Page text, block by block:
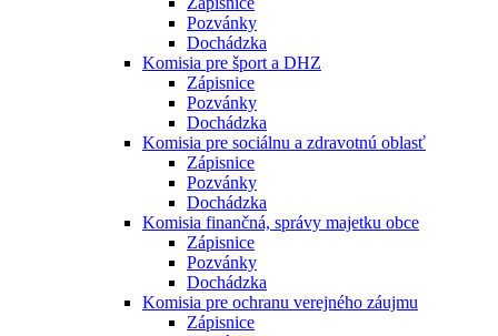
Pozvánky
Dochádzka
Komisia pre šport a DHZ
Zápisnice
Pozvánky
Dochádzka
Komisia pre sociálnu a zdravotnú oblasť
Zápisnice
Pozvánky
Dochádzka
Komisia finančná, správy majetku obce
Zápisnice
Pozvánky
Dochádzka
Komisia pre ochranu verejného záujmu
Zápisnice